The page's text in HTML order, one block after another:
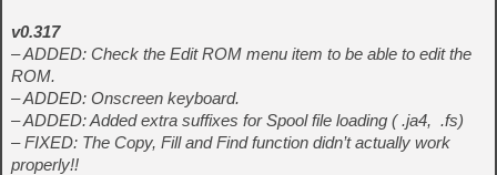
v0.317
– ADDED: Check the Edit ROM menu item to be able to edit the
ROM.
– ADDED: Onscreen keyboard.
– ADDED: Added extra suffixes for Spool file loading ( .ja4, .fs)
– FIXED: The Copy, Fill and Find function didn’t actually work
properly!!